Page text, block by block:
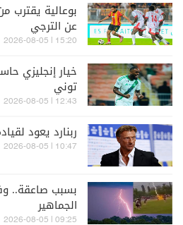
بوعالية يقترب
عن الترجي
15:20 | 2026-08-05
خيار إنجليزي
توني
12:43 | 2026-08-05
ربنارد يعود
10:47 | 2026-08-05
الجماهير
09:25 | 2026-08-05